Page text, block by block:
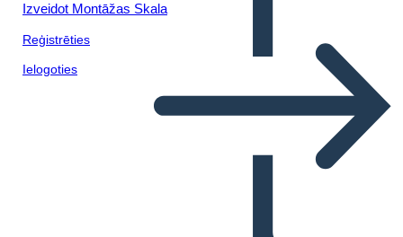
Izveidot Montāžas Skala
Reģistrēties
Ielogoties